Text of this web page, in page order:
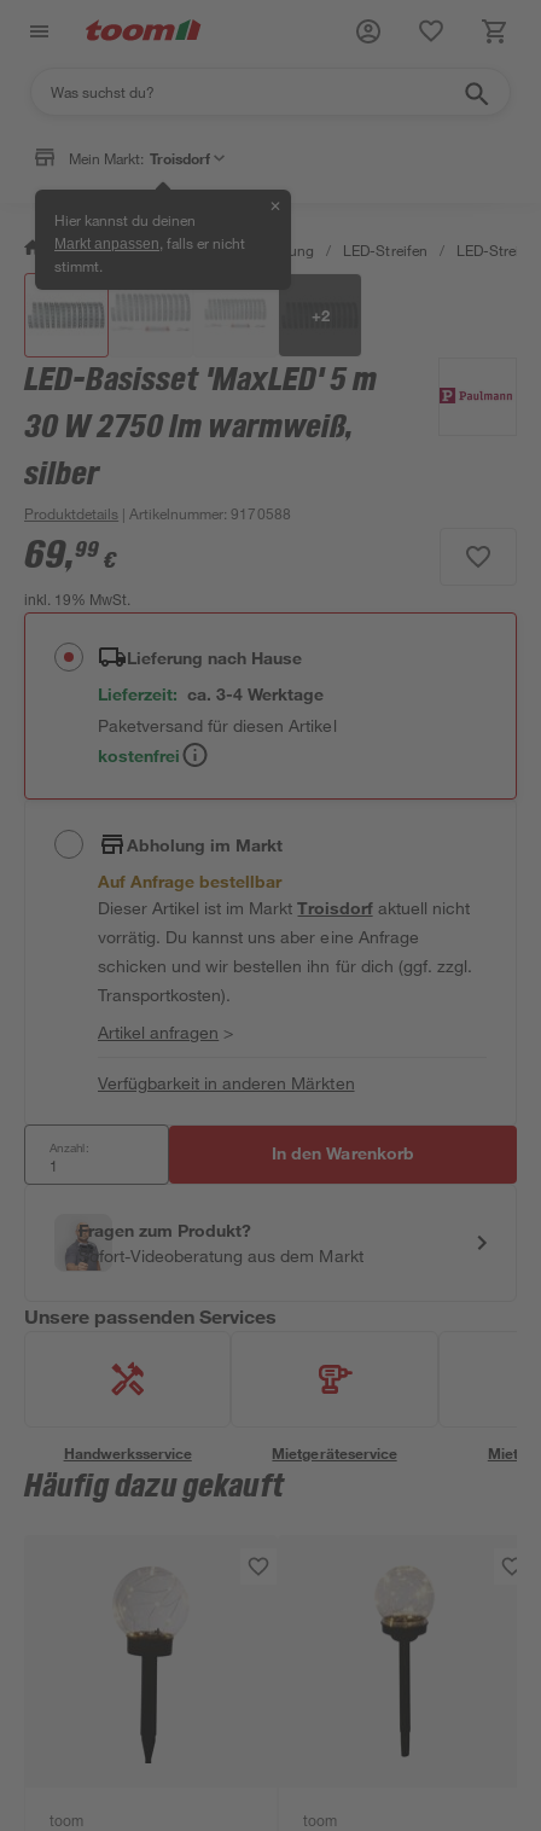
Mein Markt: Troisdorf
Hier kannst du deinen
Markt anpassen , falls er nicht
stimmt.
✕
/ Wohnen & Haushalt / Beleuchtung / LED-Streifen / LED-
+2
LED-Basisset 'MaxLED' 5 m
30 W 2750 lm warmweiß,
silber
Produktdetails | Artikelnummer:9170588
69,99 €
inkl. 19% MwSt.
Lieferung nach Hause
Lieferzeit: ca. 3-4 Werktage
Paketversand für diesen Artikel
kostenfrei
Abholung im Markt
Auf Anfrage bestellbar
Dieser Artikel ist im MarktTroisdorfaktuell nicht
vorrätig. Du kannst uns aber eine Anfrage
schicken und wir bestellen ihn für dich (ggf. zzgl.
Transportkosten).
Artikel anfragen >
Verfügbarkeit in anderen Märkten
Anzahl: In den Warenkorb
Fragen zum Produkt?
Sofort-Videoberatung aus dem Markt
Unsere passenden Services
Handwerksservice Mietgeräteservice
Häufig dazu gekauft
toom toom